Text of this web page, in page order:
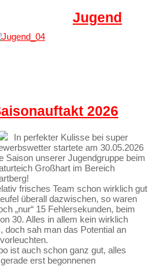
Jugend
2026
In perfekter Kulisse bei super
startete am 30.05.2026
Saison unserer Jugendgruppe beim
Großhart im Bereich
frisches Team schon wirklich gut
überall dazwischen, so waren
„nur“ 15 Fehlersekunden, beim
30. Alles in allem kein wirklich
doch sah man das Potential an
ist auch schon ganz gut, alles
erst begonnenen